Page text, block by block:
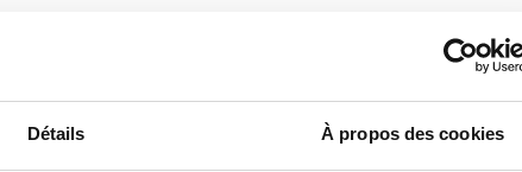
Détails À propos des cookies